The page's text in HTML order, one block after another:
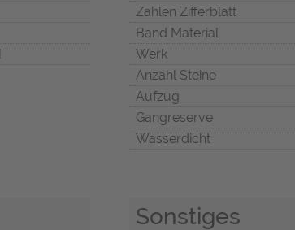
Zahlen Zifferblatt
Band Material
Werk
Anzahl Steine
Aufzug
Gangreserve
Wasserdicht
Sonstiges